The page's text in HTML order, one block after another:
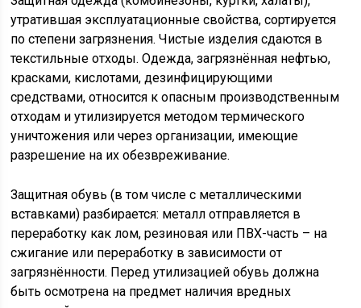
утратившая эксплуатационные свойства, сортируется
по степени загрязнения. Чистые изделия сдаются в
текстильные отходы. Одежда, загрязнённая нефтью,
красками, кислотами, дезинфицирующими
средствами, относится к опасным производственным
отходам и утилизируется методом термического
уничтожения или через организации, имеющие
разрешение на их обезвреживание.
Защитная обувь (в том числе с металлическими
вставками) разбирается: металл отправляется в
переработку как лом, резиновая или ПВХ-часть – на
сжигание или переработку в зависимости от
загрязнённости. Перед утилизацией обувь должна
быть осмотрена на предмет наличия вредных